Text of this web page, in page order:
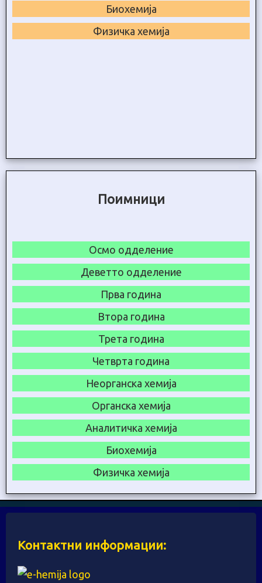
Биохемија
Физичка хемија
Поимници
Осмо одделение
Деветто одделение
Прва година
Втора година
Трета година
Четврта година
Неорганска хемија
Органска хемија
Аналитичка хемија
Биохемија
Физичка хемија
Контактни информации: